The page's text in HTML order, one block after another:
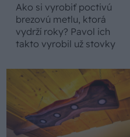
Ako si vyrobiť poctivú
brezovú metlu, ktorá
vydrží roky? Pavol ich
takto vyrobil už stovky